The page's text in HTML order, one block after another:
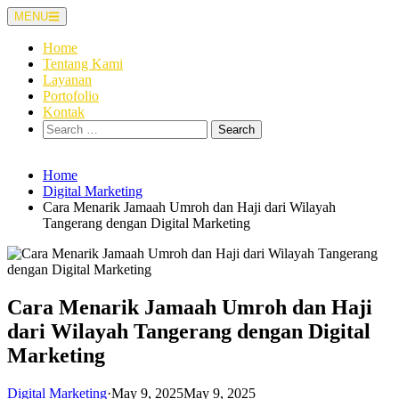
Skip
to
content
MENU
Home
Tentang Kami
Layanan
Portofolio
Kontak
Search
for:
Home
Digital Marketing
Cara Menarik Jamaah Umroh dan Haji dari Wilayah
Tangerang dengan Digital Marketing
Cara Menarik Jamaah Umroh dan Haji
dari Wilayah Tangerang dengan Digital
Marketing
Digital Marketing·May 9, 2025May 9, 2025